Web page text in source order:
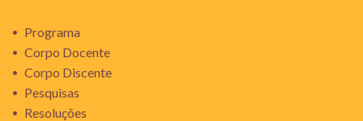
Programa
Corpo Docente
Corpo Discente
Pesquisas
Resoluções